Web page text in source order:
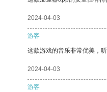
2024-04-03
游客
这款游戏的音乐非常优美，听
2024-04-03
游客